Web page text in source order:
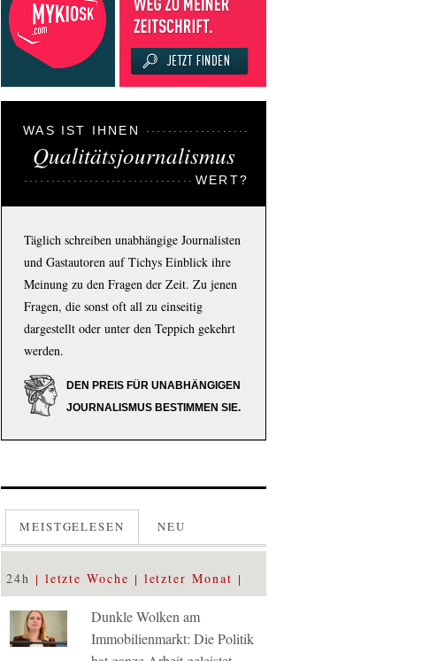
WAS IST IHNEN
Qualitätsjournalismus
WERT?
Täglich schreiben unabhängige Journalisten
und Gastautoren auf Tichys Einblick ihre
Meinung zu den Fragen der Zeit. Zu jenen
Fragen, die sonst oft all zu einseitig
dargestellt oder unter den Teppich gekehrt
werden.
DEN PREIS FÜR UNABHÄNGIGEN
JOURNALISMUS BESTIMMEN SIE.
MEISTGELESEN NEU
24h letzte Woche letzter Monat
Dunkle Wolken am
Immobilienmarkt: Die Politik